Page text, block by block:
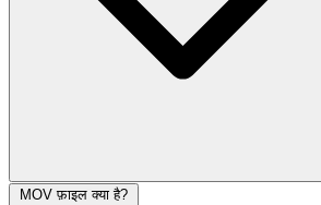
MOV फ़ाइल क्या है?